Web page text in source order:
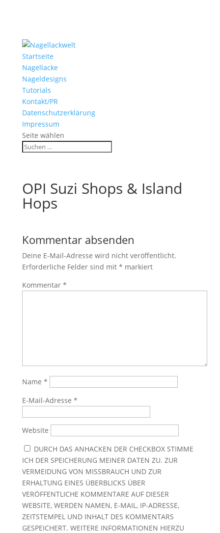
Startseite
Nagellacke
Nageldesigns
Tutorials
Kontakt/PR
Datenschutzerklärung
Impressum
Seite wählen
OPI Suzi Shops & Island
Hops
Kommentar absenden
Deine E-Mail-Adresse wird nicht veröffentlicht.
Erforderliche Felder sind mit * markiert
Kommentar *
Name *
E-Mail-Adresse *
Website
DURCH DAS ANHACKEN DER CHECKBOX STIMME
ICH DER SPEICHERUNG MEINER DATEN ZU. ZUR
VERMEIDUNG VON MISSBRAUCH UND ZUR
ERHALTUNG EINES ÜBERBLICKS ÜBER
VERÖFFENTLICHE KOMMENTARE AUF DIESER
WEBSITE, WERDEN NAMEN, E-MAIL, IP-ADRESSE,
ZEITSTEMPEL UND INHALT DES KOMMENTARS
GESPEICHERT. WEITERE INFORMATIONEN HIERZU